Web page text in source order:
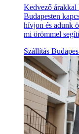
Kedvező árakkal
Budapesten
hívjon és adunk
mi örömmel
Szállítás